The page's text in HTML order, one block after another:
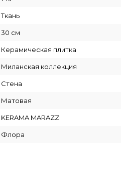
Ткань
30 см
Керамическая плитка
Миланская коллекция
Стена
Матовая
KERAMA MARAZZI
Флора